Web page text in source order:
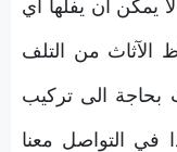
يمكن ان يفلها اي
الآثاث من التلف
بحاجة الى تركيب
في التواصل معنا